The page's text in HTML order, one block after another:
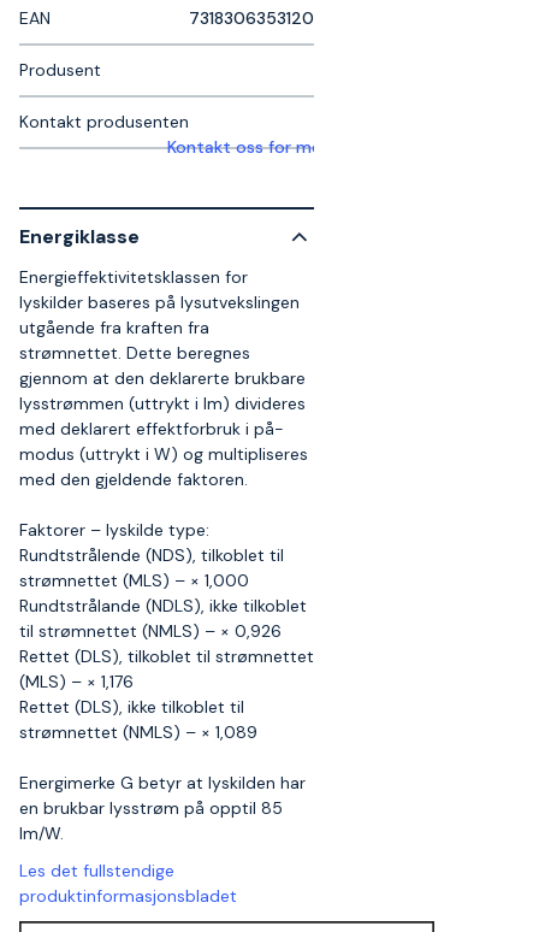
EAN 7318306353120
Produsent
Kontakt produsenten
Kontakt oss for mer informasjon
Energiklasse
Energieffektivitetsklassen for
lyskilder baseres på lysutvekslingen
utgående fra kraften fra
strømnettet. Dette beregnes
gjennom at den deklarerte brukbare
lysstrømmen (uttrykt i lm) divideres
med deklarert effektforbruk i på-
modus (uttrykt i W) og multipliseres
med den gjeldende faktoren.
Faktorer – lyskilde type:
Rundtstrålende (NDS), tilkoblet til
strømnettet (MLS) – × 1,000
Rundtstrålande (NDLS), ikke tilkoblet
til strømnettet (NMLS) – × 0,926
Rettet (DLS), tilkoblet til strømnettet
(MLS) – × 1,176
Rettet (DLS), ikke tilkoblet til
strømnettet (NMLS) – × 1,089
Energimerke G betyr at lyskilden har
en brukbar lysstrøm på opptil 85
lm/W.
Les det fullstendige
produktinformasjonsbladet